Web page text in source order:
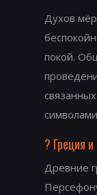
Духов
покой.
?️ Греция
Древние